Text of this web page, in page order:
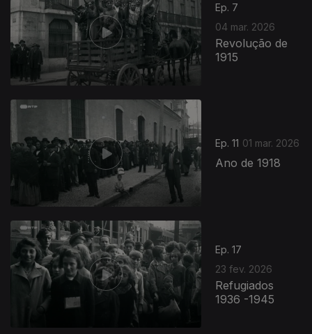
Ep. 7
04 mar. 2026
Revolução de
1915
Ep. 11 01 mar. 2026
Ano de 1918
Ep. 17
23 fev. 2026
Refugiados
1936 -1945